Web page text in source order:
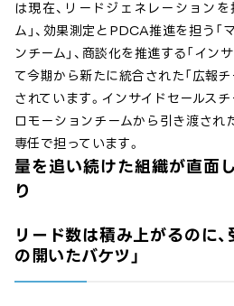
は現在、リードジェネレーション
ム」、効果測定とPDCA推進を担う「
ンチーム」、商談化を推進する「イン
て今期から新たに統合された「広報
されています。インサイドセールス
ロモーションチームから引き渡され
専任で担っています。
量を追い続けた組織が直面
り
リード数は積み上がるのに、
の開いたバケツ」